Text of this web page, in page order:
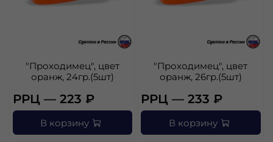
"Проходимец", цвет
оранж, 24гр.(5шт)
РРЦ — 223 ₽
В корзину
"Проходимец", цвет
оранж, 26гр.(5шт)
РРЦ — 233 ₽
В корзину